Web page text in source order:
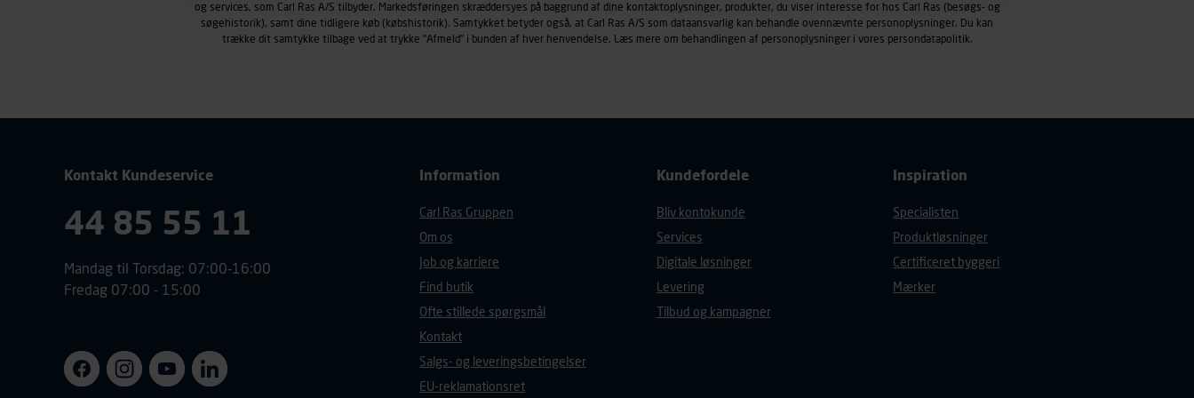
henblik på markedsføring, herunder vise annoncer, der er relevante (profilering). Til dette formål behandles der
personoplysninger om brugen af vores platforme (hjemmeside og app), herunder færden på siderne, tidspunkt, hvad der
og services, som Carl Ras A/S tilbyder. Markedsføringen skræddersyes på baggrund af dine kontaktoplysninger, produkter, du viser interesse for hos Carl Ras (besøgs- og
søgehistorik), samt dine tidligere køb (købshistorik). Samtykket betyder også, at Carl Ras A/S som dataansvarlig kan behandle ovennævnte personoplysninger. Du kan
trække dit samtykke tilbage ved at trykke "Afmeld" i bunden af hver henvendelse. Læs mere om behandlingen af personoplysninger i vores persondatapolitik.
Kontakt Kundeservice
44 85 55 11
Mandag til Torsdag: 07:00-16:00
Fredag 07:00 - 15:00
Information
Carl Ras Gruppen
Om os
Job og karriere
Find butik
Ofte stillede spørgsmål
Kontakt
Salgs- og leveringsbetingelser
EU-reklamationsret
Kundefordele
Bliv kontokunde
Services
Digitale løsninger
Levering
Tilbud og kampagner
Inspiration
Specialisten
Produktløsninger
Certificeret byggeri
Mærker